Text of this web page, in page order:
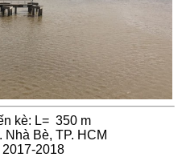
kè: L= 350 m
Bè, TP. HCM
2017-2018